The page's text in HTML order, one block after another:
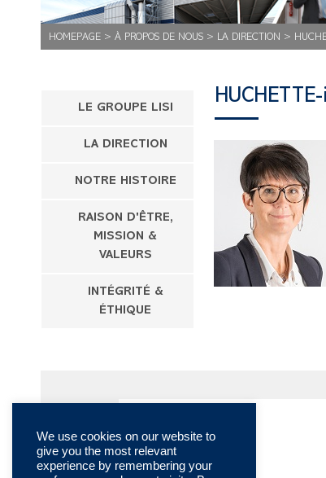
HOMEPAGE > À PROPOS DE NOUS > LA DIRECTION >
LE GROUPE LISI
LA DIRECTION
NOTRE HISTOIRE
RAISON D'ÊTRE,
MISSION &
VALEURS
INTÉGRITÉ &
ÉTHIQUE
We use cookies on our website to
give you the most relevant
experience by remembering your